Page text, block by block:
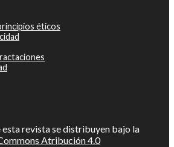
éticos
esta revista se distribuyen bajo la
Atribución 4.0